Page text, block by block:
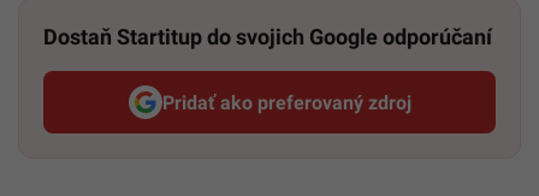
Dostaň Startitup do svojich Google odporúčaní
Pridať ako preferovaný zdroj
Startitup, odkaz sa otvorí v